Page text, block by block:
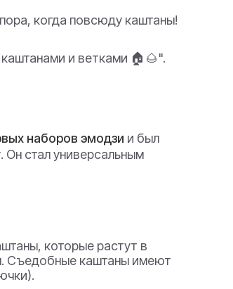
когда повсюду каштаны!
и ветками 🏠🌰".
наборов эмодзи и был
Он стал универсальным
которые растут в
Съедобные каштаны имеют